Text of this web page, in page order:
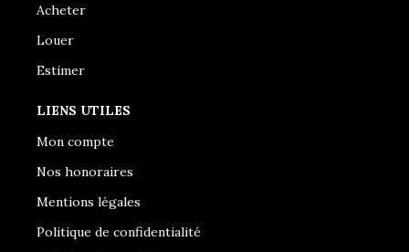
Acheter
Louer
Estimer
LIENS UTILES
Mon compte
Nos honoraires
Mentions légales
Politique de confidentialité